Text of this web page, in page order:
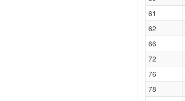
61
62
66
72
76
78